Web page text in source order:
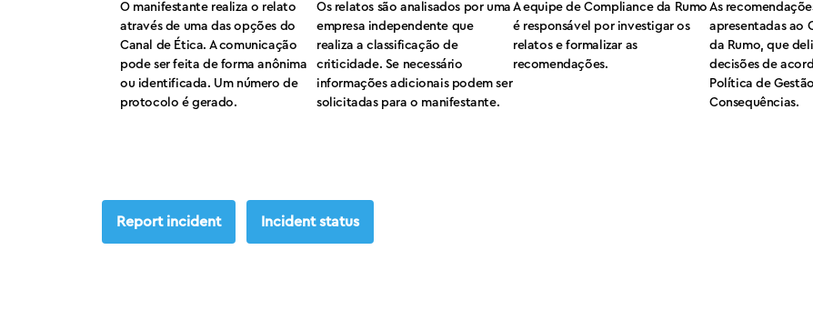
O manifestante realiza o relato
através de uma das opções do
Canal de Ética. A comunicação
pode ser feita de forma anônima
ou identificada. Um número de
protocolo é gerado.
Os relatos são analisados por uma
empresa independente que
realiza a classificação de
criticidade. Se necessário
informações adicionais podem ser
solicitadas para o manifestante.
A equipe de Compliance da Rumo
é responsável por investigar os
relatos e formalizar as
recomendações.
As
apresentadas ao
da Rumo, que
decisões de
Política de
Consequências.
Report incident Incident status